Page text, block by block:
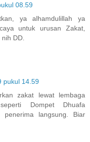
08.59
ya alhamdulillah ya
untuk urusan Zakat,
DD.
pukul 14.59
zakat lewat lembaga
Dompet Dhuafa
penerima langsung. Biar